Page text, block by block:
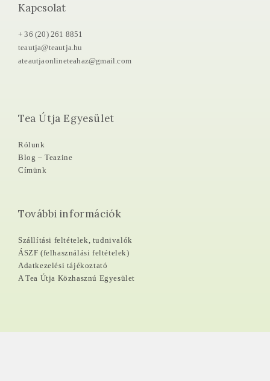
Kapcsolat
+ 36 (20) 261 8851
teautja@teautja.hu
ateautjaonlineteahaz@gmail.com
Tea Útja Egyesület
Rólunk
Blog – Teazine
Címünk
További információk
Szállítási feltételek, tudnivalók
ÁSZF (felhasználási feltételek)
Adatkezelési tájékoztató
A Tea Útja Közhasznú Egyesület